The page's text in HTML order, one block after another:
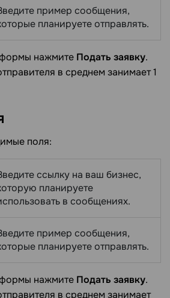
пример сообщения,
планируете отправлять.
нажмите Подать заявку.
в среднем занимает 1
поля:
ссылку на ваш бизнес,
планируете
в сообщениях.
пример сообщения,
планируете отправлять.
нажмите Подать заявку.
в среднем занимает